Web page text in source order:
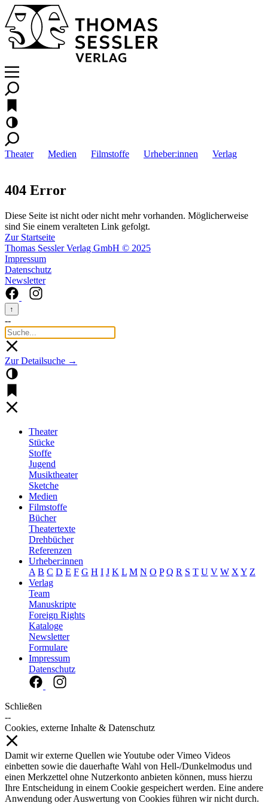
Theater Medien Filmstoffe Urheber:innen Verlag
404 Error
Diese Seite ist nicht oder nicht mehr vorhanden. Möglicherweise
sind Sie einem veralteten Link gefolgt.
Zur Startseite
Thomas Sessler Verlag GmbH © 2025
Impressum
Datenschutz
Newsletter
↑
--
Zur Detailsuche →
Theater
Stücke
Stoffe
Jugend
Musiktheater
Sketche
Medien
Filmstoffe
Bücher
Theatertexte
Drehbücher
Referenzen
Urheber:innen
A B C D E F G H I J K L M N O P Q R S T U V W X Y Z
Verlag
Team
Manuskripte
Foreign Rights
Kataloge
Newsletter
Formulare
Impressum
Datenschutz
Schließen
--
Cookies, externe Inhalte & Datenschutz
Damit wir externe Quellen wie Youtube oder Vimeo Videos
einbetten sowie die dauerhafte Wahl von Hell-/Dunkelmodus und
einen Merkzettel ohne Nutzerkonto anbieten können, muss hierzu
Ihre Entscheidung in einem Cookie gespeichert werden. Eine andere
Anwendung oder Auswertung von Cookies führen wir nicht durch.